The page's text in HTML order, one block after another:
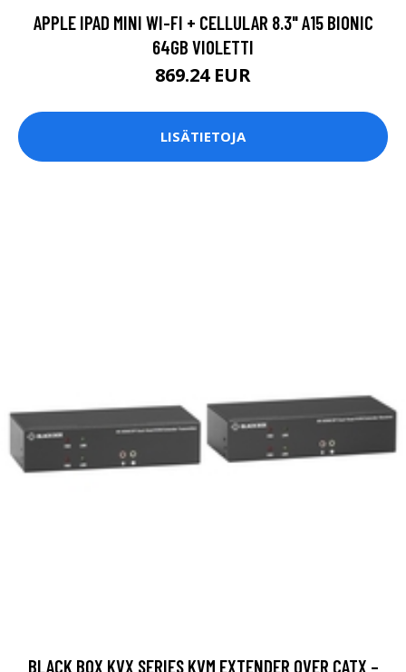
APPLE IPAD MINI WI-FI + CELLULAR 8.3" A15 BIONIC
64GB VIOLETTI
869.24 EUR
LISÄTIETOJA
BLACK BOX KVX SERIES KVM EXTENDER OVER CATX –